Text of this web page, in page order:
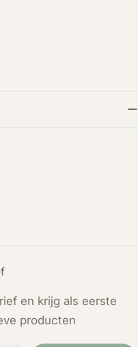
en krijg als eerste
producten